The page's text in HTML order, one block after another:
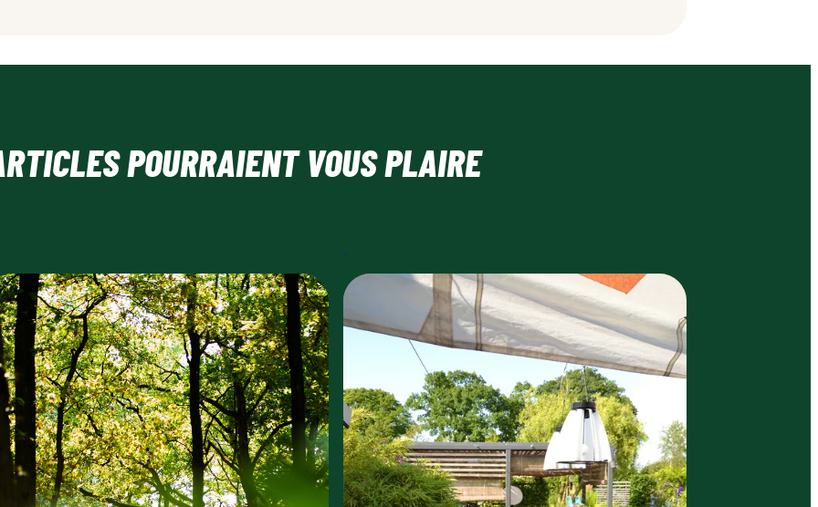
POURRAIENT VOUS PLAIRE